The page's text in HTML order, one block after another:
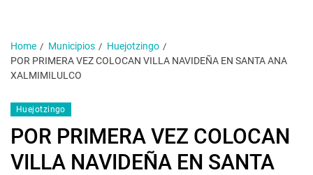
Home Municipios
Huejotzingo
POR PRIMERA VEZ COLOCAN VILLA NAVIDEÑA EN SANTA ANA
XALMIMILULCO
Huejotzingo
POR PRIMERA VEZ COLOCAN
VILLA NAVIDEÑA EN SANTA